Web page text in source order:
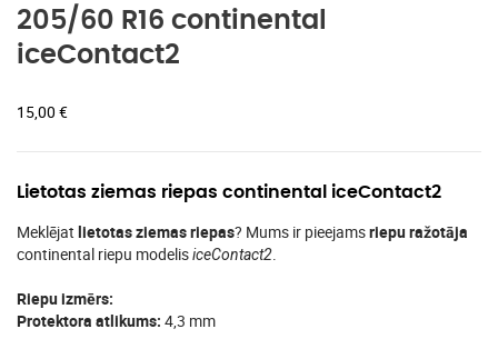
205/60 R16 continental
iceContact2
15,00 €
Lietotas ziemas riepas continental iceContact2
Meklējat lietotas ziemas riepas? Mums ir pieejamsriepu ražotāja
continental riepu modelisiceContact2.
Riepu izmērs:
Protektora atlikums: 4,3 mm